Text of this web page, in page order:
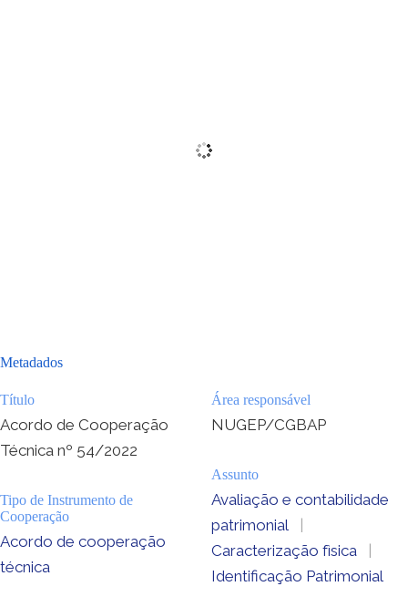
Metadados
Título
Acordo de Cooperação
Técnica nº 54/2022
Tipo de Instrumento de
Cooperação
Acordo de cooperação
técnica
Área responsável
NUGEP/CGBAP
Assunto
Avaliação e contabilidade
patrimonial
|
Caracterização fìsica
|
Identificação Patrimonial